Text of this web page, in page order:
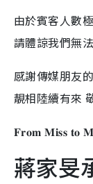
由於賓客人數
請體諒我們無
感謝傳媒朋友
靚相陸續有來
𝐅𝐫𝐨𝐦 𝐌𝐢𝐬𝐬 𝐭𝐨
蔣家旻